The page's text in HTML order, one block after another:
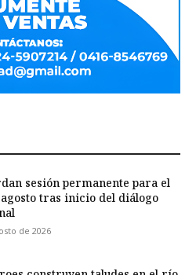
sesión permanente para el
agosto tras inicio del diálogo
de 2026